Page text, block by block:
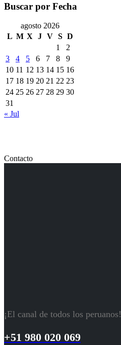
Buscar por Fecha
agosto 2026
L M X J V S D
1
2
3
4 5 6 7 8
9
10 11 12 13 14 15 16
17 18 19 20 21 22 23
24 25 26 27 28 29 30
31
« Jul
Contacto
¡El canal de todos los peruanos!
+51 980 020 069